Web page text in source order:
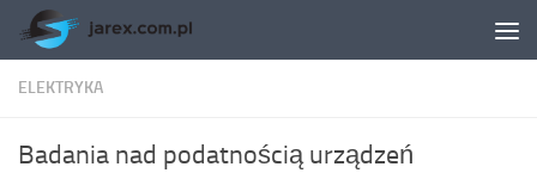
Skip to content
ELEKTRYKA
Badania nad podatnością urządzeń